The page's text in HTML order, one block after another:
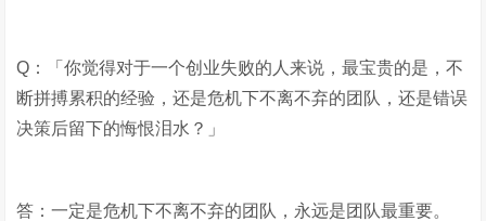
Q：「你觉得对于一个创业失败的人来说，最宝贵的是，不
断拼搏累积的经验，还是危机下不离不弃的团队，还是错误
决策后留下的悔恨泪水？」
答：一定是危机下不离不弃的团队，永远是团队最重要。